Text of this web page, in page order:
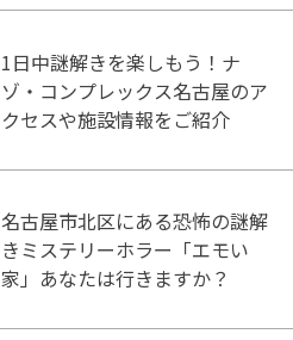
1日中謎解きを楽しもう！ナ
ゾ・コンプレックス名古屋のア
クセスや施設情報をご紹介
名古屋市北区にある恐怖の謎解
きミステリーホラー「エモい
家」あなたは行きますか？